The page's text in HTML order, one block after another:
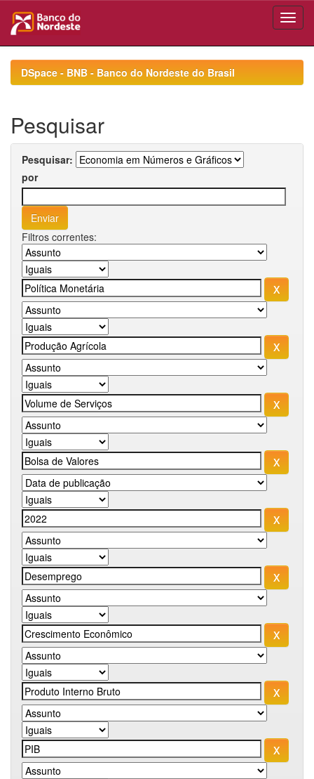
navigationDSpace - BNB - Banco do Nordeste do Brasil
Pesquisar
Pesquisar:
por
Filtros correntes: